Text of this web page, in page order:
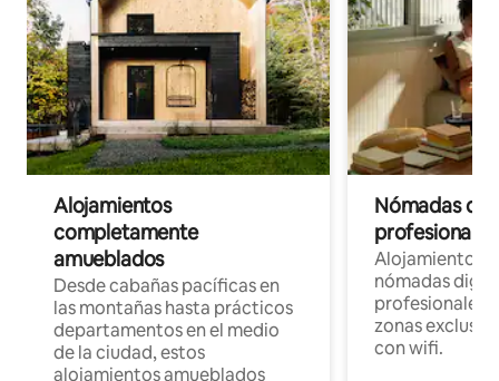
Alojamientos
completamente
amueblados
Desde cabañas pacíficas en
las montañas hasta prácticos
departamentos en el medio
de la ciudad, estos
alojamientos amueblados
Nómadas
Alojamientos
nómadas
profesionales
zonas
con wifi.